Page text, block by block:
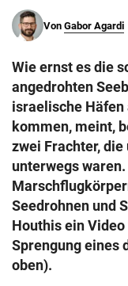
Von Gabor Agardi
Wie ernst es die
angedrohten
israelische
kommen, meint,
zwei Frachter,
unterwegs
Seedrohnen und
Houthis ein
Sprengung eines
oben).